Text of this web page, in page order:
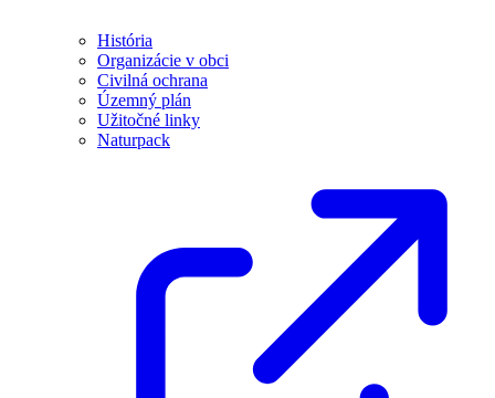
História
Organizácie v obci
Civilná ochrana
Územný plán
Užitočné linky
Naturpack